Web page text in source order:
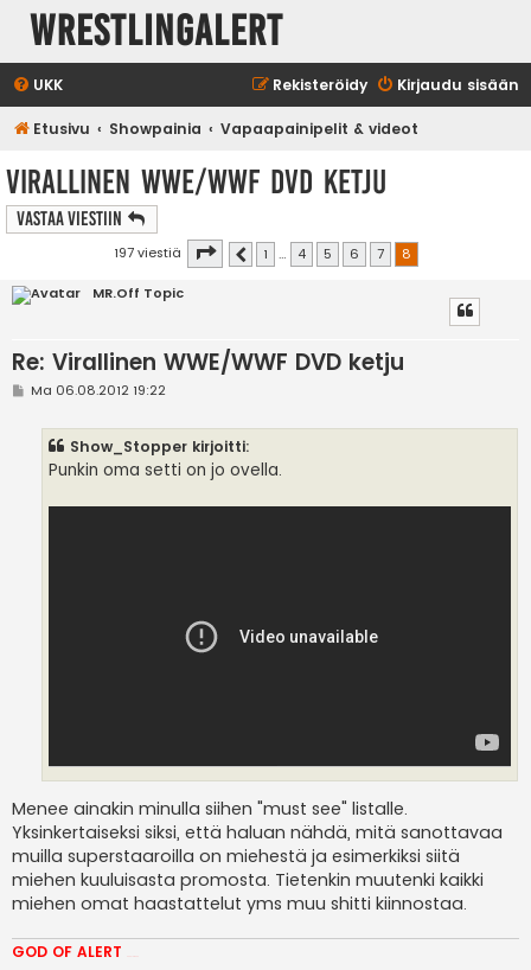
WrestlingAlert
UKK Kirjaudu sisään
Rekisteröidy
Etusivu Showpainia Vapaapainipelit & videot
Virallinen WWE/WWF DVD ketju
Vastaa Viestiin
197 viestiä Sivu 8
Edellinen
1 … 4 5 6 7 8
MR.Off Topic
Re: Virallinen WWE/WWF DVD ketju
VMa 06.08.2012 19:22
Show_Stopper kirjoitti:
Punkin oma setti on jo ovella.
Menee ainakin minulla siihen "must see" listalle.
Yksinkertaiseksi siksi, että haluan nähdä, mitä sanottavaa
muilla superstaaroilla on miehestä ja esimerkiksi siitä
miehen kuuluisasta promosta. Tietenkin muutenki kaikki
miehen omat haastattelut yms muu shitti kiinnostaa.
GOD OF ALERT